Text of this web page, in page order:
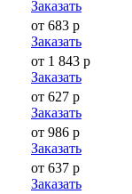
Заказать
от 683 р
Заказать
от 1 843 р
Заказать
от 627 р
Заказать
от 986 р
Заказать
от 637 р
Заказать